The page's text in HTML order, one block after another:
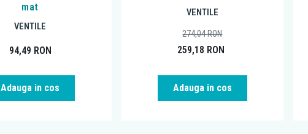
mat
VENTILE
94,49 RON
Adauga in cos
VENTILE
259,18 RON
274,04RON
Adauga in cos